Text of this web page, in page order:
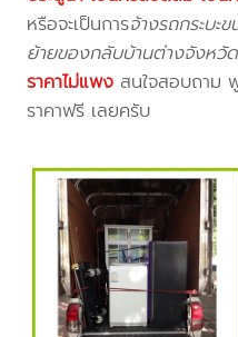
หรือจะเป็นการจ้างรถกระบะ
ย้ายของกลับบ้านต่างจังหวัด
ราคาไม่แพง สนใจสอบถาม
ราคาฟรี เลยครับ